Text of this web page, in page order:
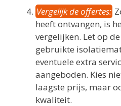
Vergelijk de offertes:
heeft ontvangen, is
vergelijken. Let op
gebruikte
eventuele extra
aangeboden. Kies
laagste prijs, maar
kwaliteit.